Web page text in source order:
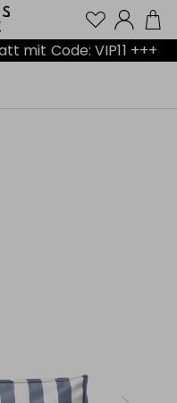
mit Code: VIP11 +++